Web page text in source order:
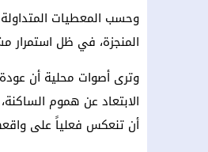
وحسب المعطيات
المنجزة، في ظل استمرار
وترى أصوات محلية أن
الابتعاد عن هموم
أن تنعكس فعلياً على